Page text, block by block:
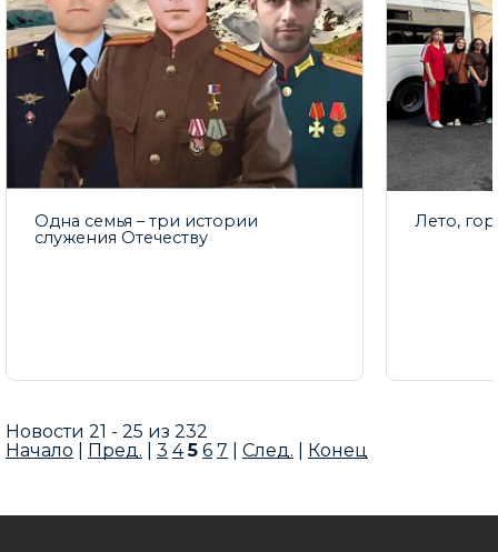
Одна семья – три истории
служения Отечеству
Лето,
Новости 21 - 25 из 232
Начало
Пред. 3 4 5 6 7 След. Конец